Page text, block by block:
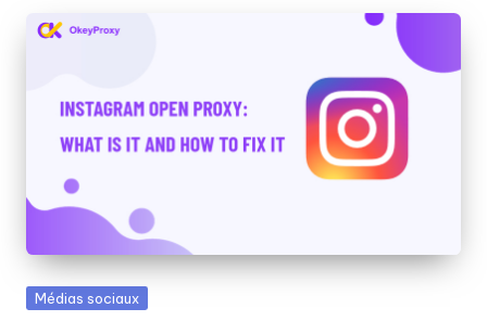
Publié
Médias sociaux